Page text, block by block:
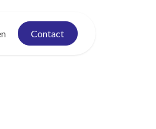
Contact